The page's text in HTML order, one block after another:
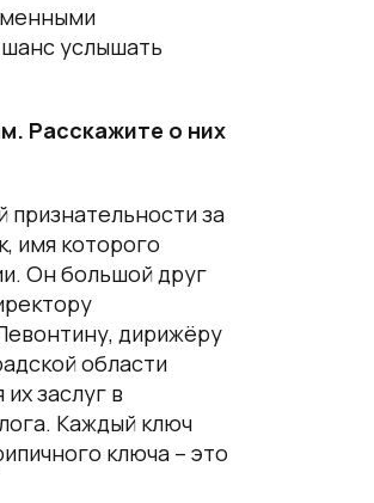
услышать
Расскажите о них
за
имя которого
Он большой друг
дирижёру
области
заслуг в
Каждый ключ
ключа – это